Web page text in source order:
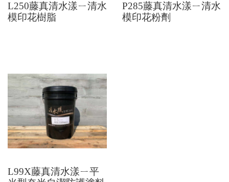
L250藤真清水漾ㄧ清水
模印花樹脂
P285藤真清水漾ㄧ清水
模印花粉劑
L99X藤真清水漾ㄧ平